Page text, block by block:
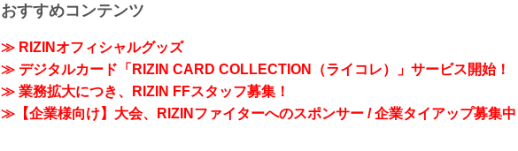
おすすめコンテンツ
≫ RIZINオフィシャルグッズ
≫ デジタルカード「RIZIN CARD COLLECTION（ライコレ）」サービス開始！
≫ 業務拡大につき、RIZIN FFスタッフ募集！
≫【企業様向け】大会、RIZINファイターへのスポンサー / 企業タイアップ募集中